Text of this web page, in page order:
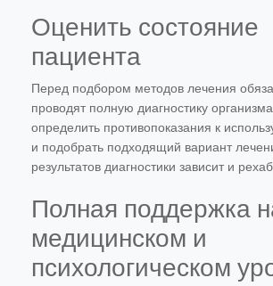
Оценить состояние
пациента
Перед подбором методов лечения
проводят полную диагностику
определить противопоказания к
и подобрать подходящий вариант
результатов диагностики зависит и
Полная поддержка
медицинском и
психологическом